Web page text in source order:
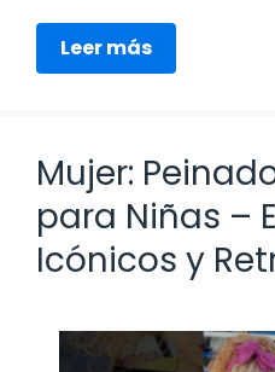
Leer más
Mujer:
para Niñas –
Icónicos y